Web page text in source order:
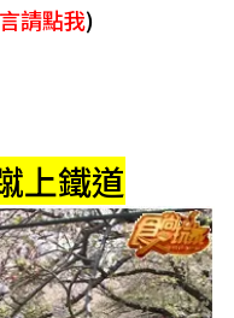
請點我)
上鐵道